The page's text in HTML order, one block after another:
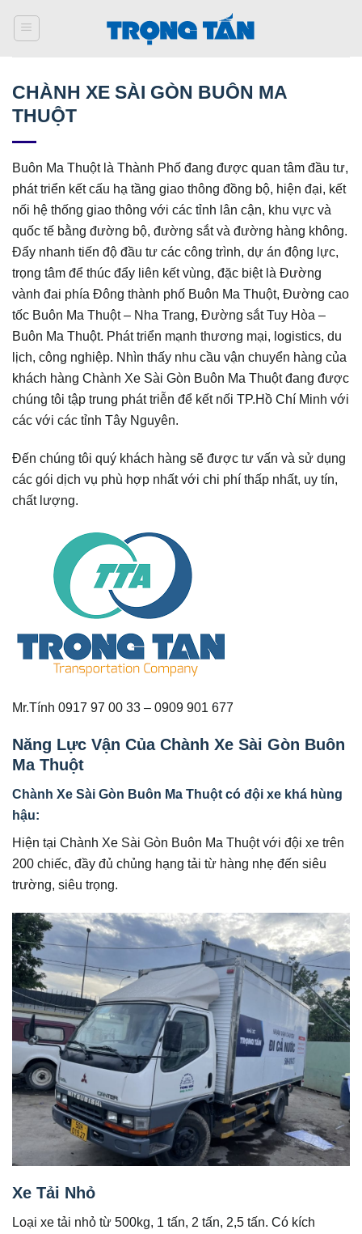
qua
CHÀNH XE SÀI GÒN BUÔN MA
THUỘT
Buôn Ma Thuột là Thành Phố đang được quan tâm đầu tư,
phát triển kết cấu hạ tầng giao thông đồng bộ, hiện đại, kết
nối hệ thống giao thông với các tỉnh lân cận, khu vực và
quốc tế bằng đường bộ, đường sắt và đường hàng không.
Đẩy nhanh tiến độ đầu tư các công trình, dự án động lực,
trọng tâm để thúc đẩy liên kết vùng, đặc biệt là Đường
vành đai phía Đông thành phố Buôn Ma Thuột, Đường cao
tốc Buôn Ma Thuột – Nha Trang, Đường sắt Tuy Hòa –
Buôn Ma Thuột. Phát triển mạnh thương mại, logistics, du
lịch, công nghiệp. Nhìn thấy nhu cầu vận chuyển hàng của
khách hàng Chành Xe Sài Gòn Buôn Ma Thuột đang được
chúng tôi tập trung phát triễn để kết nối TP.Hồ Chí Minh với
các với các tỉnh Tây Nguyên.
Đến chúng tôi quý khách hàng sẽ được tư vấn và sử dụng
các gói dịch vụ phù hợp nhất với chi phí thấp nhất, uy tín,
chất lượng.
Mr.Tính 0917 97 00 33 – 0909 901 677
Năng Lực Vận Của Chành Xe Sài Gòn Buôn
Ma Thuột
Chành Xe Sài Gòn Buôn Ma Thuột có đội xe khá hùng
hậu:
Hiện tại Chành Xe Sài Gòn Buôn Ma Thuột với đội xe trên
200 chiếc, đầy đủ chủng hạng tải từ hàng nhẹ đến siêu
trường, siêu trọng.
Xe Tải Nhỏ
Loại xe tải nhỏ từ 500kg, 1 tấn, 2 tấn, 2,5 tấn. Có kích